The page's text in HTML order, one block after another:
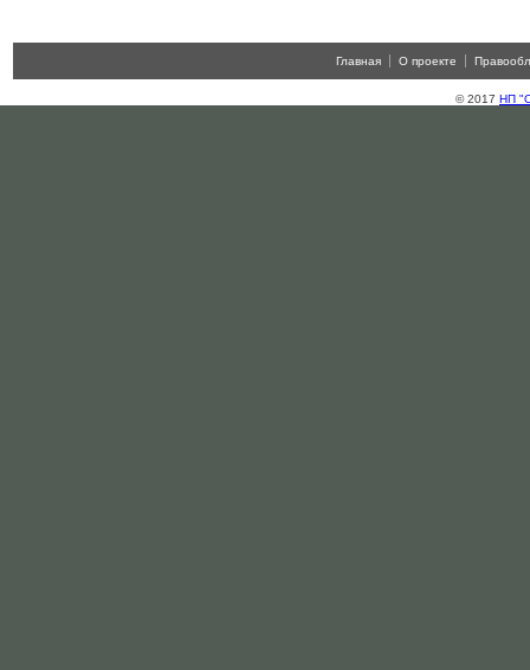
Главная О проекте
© 2017 НП